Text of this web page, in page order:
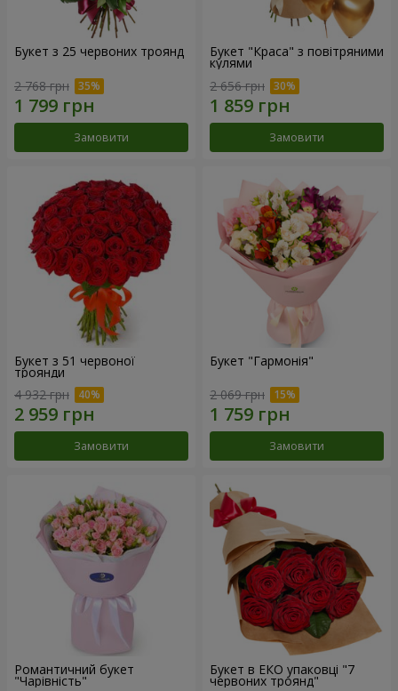
Букет з 25 червоних троянд
2 768 грн
Замовити
Букет "Краса" з повітряними
кулями
2 656 грн
Замовити
Букет з 51 червоної
троянди
4 932 грн
Замовити
Букет "Гармонія"
2 069 грн
Замовити
Романтичний букет
"Чарівність"
Букет в ЕКО упаковці "7
червоних троянд"